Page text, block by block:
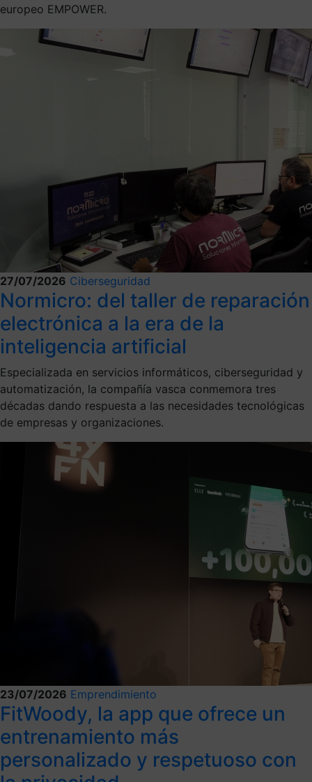
europeo EMPOWER.
27/07/2026 Ciberseguridad
Normicro: del taller de reparación
electrónica a la era de la
inteligencia artificial
Especializada en servicios informáticos, ciberseguridad y
automatización, la compañía vasca conmemora tres
décadas dando respuesta a las necesidades tecnológicas
de empresas y organizaciones.
23/07/2026 Emprendimiento
FitWoody, la app que ofrece un
entrenamiento más
personalizado y respetuoso con